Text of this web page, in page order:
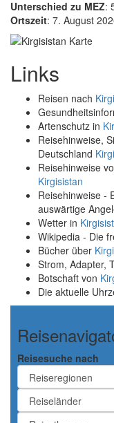
Unterschied zu MEZ:
Ortszeit: 7. August
Links
Reisen nach
Artenschutz in
Reisehinweise,
Deutschland
Reisehinweise
Kirgisistan
Reisehinweise -
auswärtige
Wetter in
Wikipedia - Die
Bücher über
Strom, Adapter,
Botschaft von
Die aktuelle
Reisesuche nach